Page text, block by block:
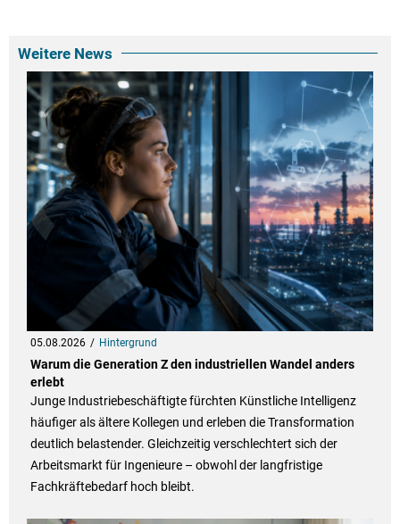
Weitere News
05.08.2026 Hintergrund
Warum die Generation Z den industriellen Wandel anders
erlebt
Junge Industriebeschäftigte fürchten Künstliche Intelligenz
häufiger als ältere Kollegen und erleben die Transformation
deutlich belastender. Gleichzeitig verschlechtert sich der
Arbeitsmarkt für Ingenieure – obwohl der langfristige
Fachkräftebedarf hoch bleibt.